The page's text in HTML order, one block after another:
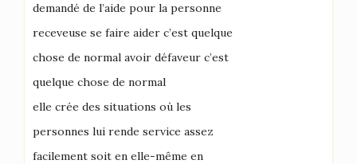
demandé de l’aide pour la personne
receveuse se faire aider c’est quelque
chose de normal avoir défaveur c’est
quelque chose de normal
elle crée des situations où les
personnes lui rende service assez
facilement soit en elle-même en